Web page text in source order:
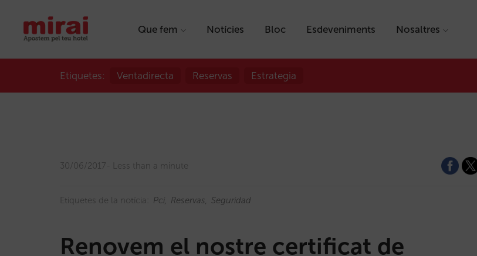
Que fem Notícies Bloc Esdeveniments Nosaltres
Etiquetes: Ventadirecta Reservas Estrategia
30/06/2017 Less than a minute
Etiquetes de la notícia: Pci Reservas Seguridad
Renovem el nostre certificat de